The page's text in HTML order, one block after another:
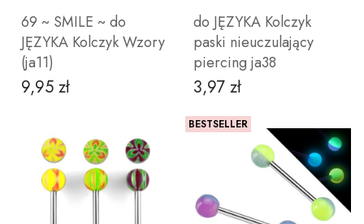
69 ~ SMILE ~ do
JĘZYKA Kolczyk Wzory
(ja11)
Cena
9,95 zł
do JĘZYKA Kolczyk
paski nieuczulający
piercing ja38
Cena
3,97 zł
BESTSELLER